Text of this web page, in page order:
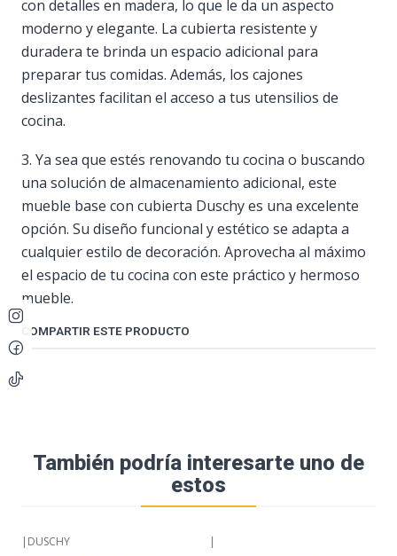
con detalles en madera, lo que le da un aspecto
moderno y elegante. La cubierta resistente y
duradera te brinda un espacio adicional para
preparar tus comidas. Además, los cajones
deslizantes facilitan el acceso a tus utensilios de
cocina.
3. Ya sea que estés renovando tu cocina o buscando
una solución de almacenamiento adicional, este
mueble base con cubierta Duschy es una excelente
opción. Su diseño funcional y estético se adapta a
cualquier estilo de decoración. Aprovecha al máximo
el espacio de tu cocina con este práctico y hermoso
mueble.
COMPARTIR ESTE PRODUCTO
También podría interesarte uno de
estos
| DUSCHY |